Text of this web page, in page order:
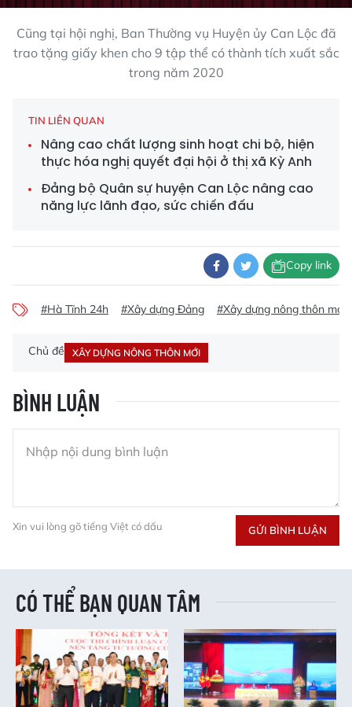
Cũng tại hội nghị, Ban Thường vụ Huyện ủy Can Lộc đã
trao tặng giấy khen cho 9 tập thể có thành tích xuất sắc
trong năm 2020
TIN LIÊN QUAN
Nâng cao chất lượng sinh hoạt chi bộ, hiện
thực hóa nghị quyết đại hội ở thị xã Kỳ Anh
Đảng bộ Quân sự huyện Can Lộc nâng cao
năng lực lãnh đạo, sức chiến đấu
Copy link
#Hà Tĩnh 24h #Xây dựng Đảng #Xây dựng nông thôn mới
Chủ đề XÂY DỰNG NÔNG THÔN MỚI
BÌNH LUẬN
Xin vui lòng gõ tiếng Việt có dấu GỬI BÌNH LUẬN
CÓ THỂ BẠN QUAN TÂM